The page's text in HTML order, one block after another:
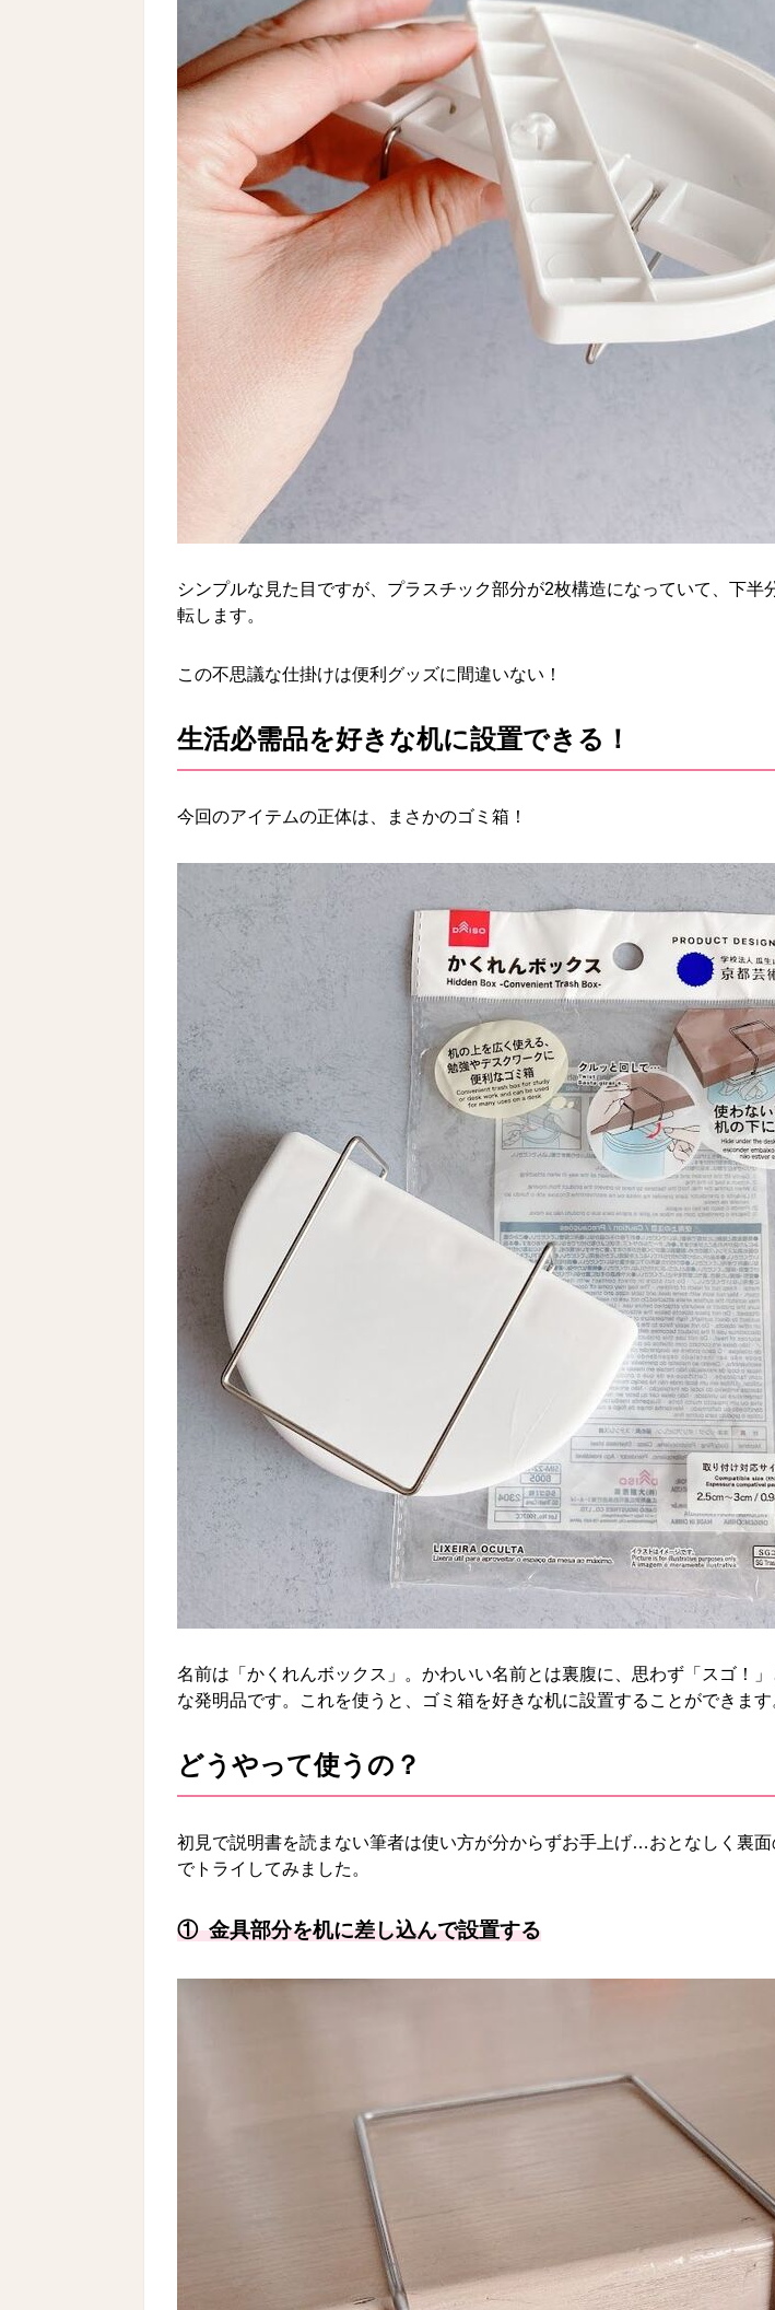
シンプルな見た目ですが、プラスチック部分が2枚構造になっていて、下半
転します。
この不思議な仕掛けは便利グッズに間違いない！
生活必需品を好きな机に設置できる！
今回のアイテムの正体は、まさかのゴミ箱！
名前は「かくれんボックス」。かわいい名前とは裏腹に、思わず「スゴ！
な発明品です。これを使うと、ゴミ箱を好きな机に設置することができます
どうやって使うの？
初見で説明書を読まない筆者は使い方が分からずお手上げ…おとなしく裏
でトライしてみました。
① 金具部分を机に差し込んで設置する